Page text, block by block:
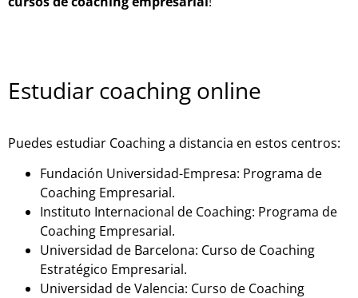
Estudiar coaching online
Puedes estudiar Coaching a distancia en estos centros:
Fundación Universidad-Empresa: Programa de
Coaching Empresarial.
Instituto Internacional de Coaching: Programa de
Coaching Empresarial.
Universidad de Barcelona: Curso de Coaching
Estratégico Empresarial.
Universidad de Valencia: Curso de Coaching